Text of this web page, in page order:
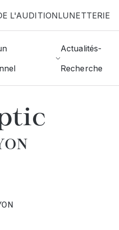
L'AUDITIONLUNETTERIE
Actualités-
Recherche
Lyon M'eye Optic